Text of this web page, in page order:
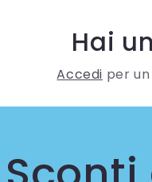
Hai
Accedi per